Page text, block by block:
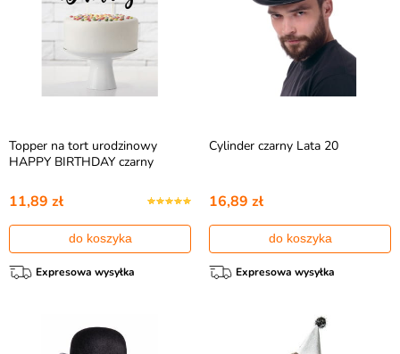
Topper na tort urodzinowy
HAPPY BIRTHDAY czarny
11,89 zł
do koszyka
Expresowa wysyłka
Cylinder czarny Lata 20
16,89 zł
do koszyka
Expresowa wysyłka